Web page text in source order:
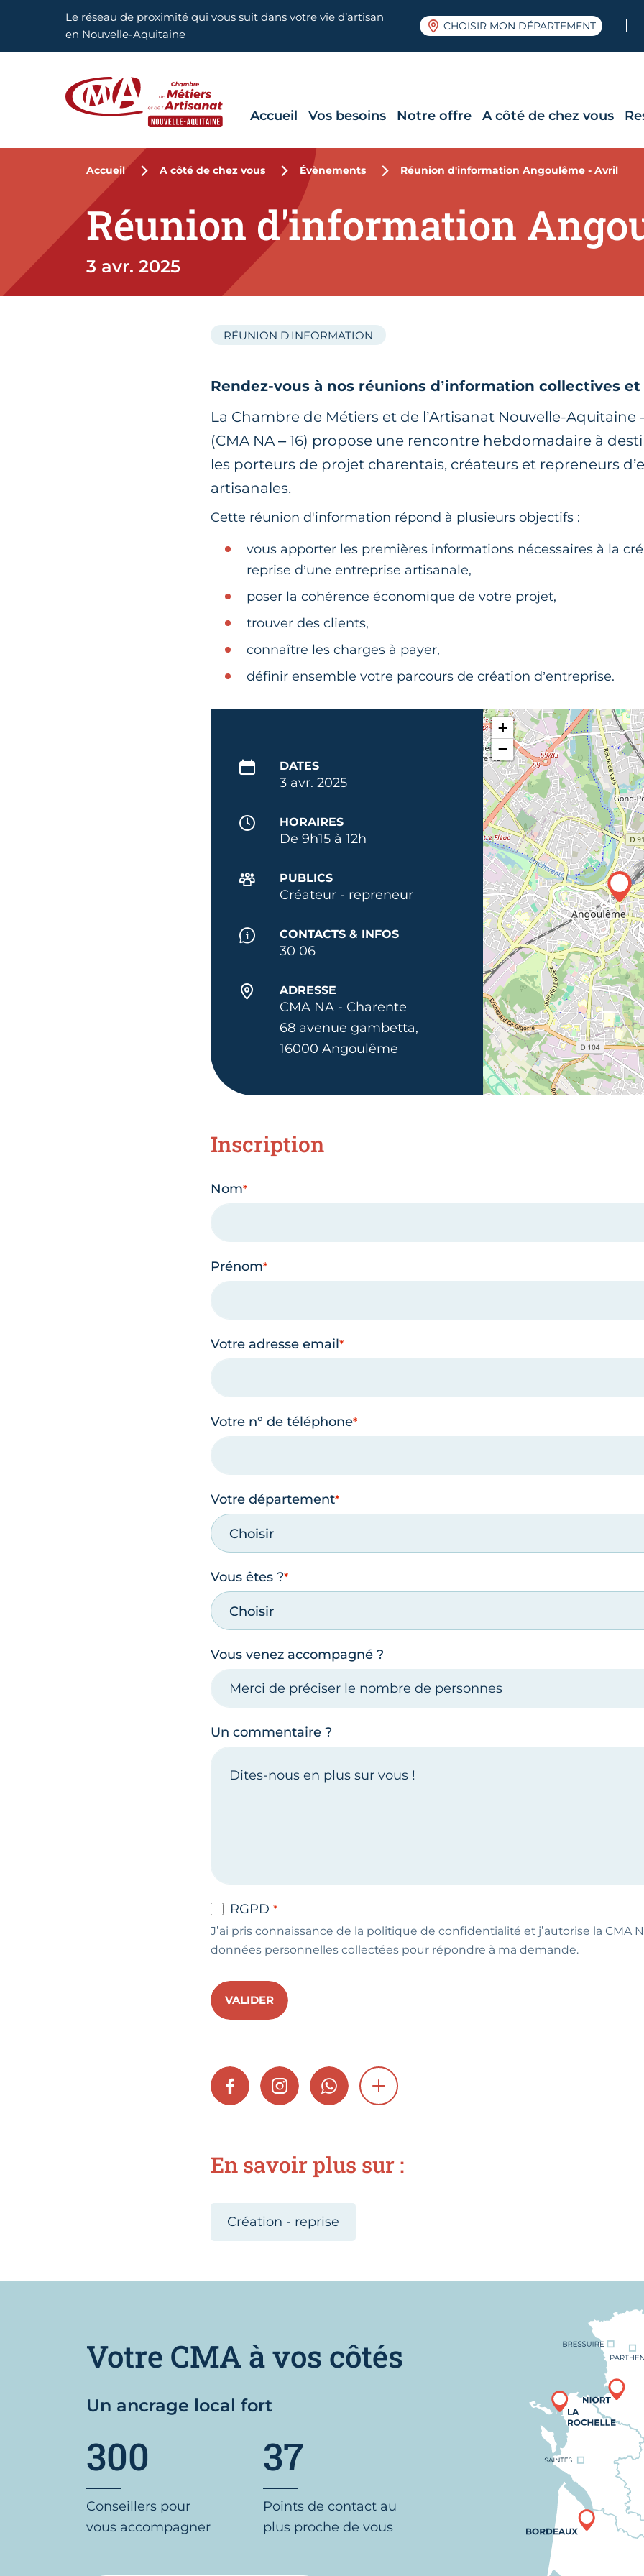
Aller en haut de pageLe réseau de proximité qui vous suit dans votre vie d’artisan
en Nouvelle-Aquitaine
CHOISIR MON DÉPARTEMENT
Accueil Vos besoins Notre offre A côté de chez vous
Accueil A côté de chez vous Évènements Réunion d'information Angoulême - Avril
Réunion d'information
3 avr. 2025
RÉUNION D'INFORMATION
Rendez-vous à nos réunions d’information collectives
La Chambre de Métiers et de l’Artisanat Nouvelle-Aquitaine
(CMA NA – 16) propose une rencontre hebdomadaire à
les porteurs de projet charentais, créateurs et repreneurs
artisanales.
Cette réunion d'information répond à plusieurs objectifs :
vous apporter les premières informations nécessaires à la
reprise d’une entreprise artisanale,
poser la cohérence économique de votre projet,
trouver des clients,
connaître les charges à payer,
définir ensemble votre parcours de création d’entreprise.
DATES
3 avr. 2025
HORAIRES
De 9h15 à 12h
PUBLICS
Créateur - repreneur
CONTACTS & INFOS
30 06
ADRESSE
CMA NA - Charente
68 avenue gambetta,
16000 Angoulême
+
−
Inscription
Nom
Prénom
Votre adresse email
Votre n° de téléphone
Votre département
Choisir
Vous êtes ?
Choisir
Vous venez accompagné ?
Un commentaire ?
RGPD
J’ai pris connaissance de la politique de confidentialité et j’autorise la CMA
données personnelles collectées pour répondre à ma demande.
VALIDER
FACEBOOKINSTAGRAMWHATSAPPSHOW MORE
En savoir plus sur :
Création - reprise
Votre CMA à vos côtés
Un ancrage local fort
300
Conseillers pour
vous accompagner
37
Points de contact au
plus proche de vous